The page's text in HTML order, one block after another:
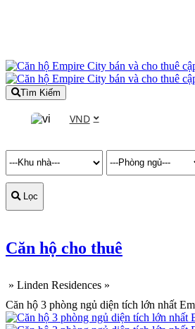
Tìm Kiếm
VND
Lọc
Căn hộ cho thuê
» Linden Residences »
Căn hộ 3 phòng ngủ diện tích lớn nhất